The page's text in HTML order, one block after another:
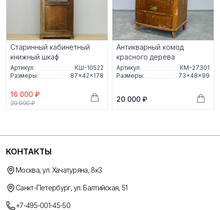
Старинный кабинетный
книжный шкаф
Артикул:
КШ-10522
Размеры:
87×42×178
16 000 ₽
20 000 ₽
Антикварный комод
красного дерева
Артикул:
КМ-27301
Размеры:
73×48×99
20 000 ₽
КОНТАКТЫ
Москва, ул. Хачатуряна, 8к3
Санкт-Петербург, ул. Балтийская, 51
+7-495-001-45-50